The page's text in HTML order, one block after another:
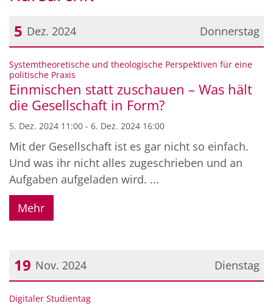
Donnerstag
5 Dez. 2024
Datum: 5. Dezember 2024
Systemtheoretische und theologische Perspektiven für eine
politische Praxis
Einmischen statt zuschauen – Was hält
die Gesellschaft in Form?
5. Dez. 2024 11:00 - 6. Dez. 2024 16:00
Mit der Gesellschaft ist es gar nicht so einfach.
Und was ihr nicht alles zugeschrieben und an
Aufgaben aufgeladen wird. ...
Mehr
Dienstag
19 Nov. 2024
Datum: 19. November 2024
Digitaler Studientag: